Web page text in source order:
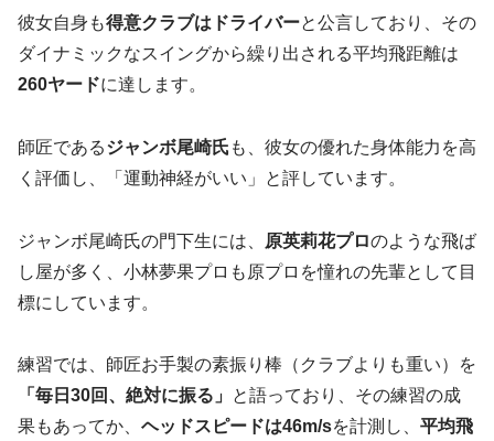
彼女自身も得意クラブはドライバーと公言しており、その
ダイナミックなスイングから繰り出される平均飛距離は
260ヤードに達します。
師匠であるジャンボ尾崎氏 も、彼女の優れた身体能力を高
く評価し、「運動神経がいい」と評しています。
ジャンボ尾崎氏の門下生には、 原英莉花プロのような飛ば
し屋が多く、小林夢果プロも原プロを憧れの先輩として目
標にしています。
練習では、師匠お手製の素振り棒（クラブよりも重い）を
「毎日30回、絶対に振る」 と語っており、その練習の成
果もあってか、 ヘッドスピードは46m/sを計測し、 平均飛